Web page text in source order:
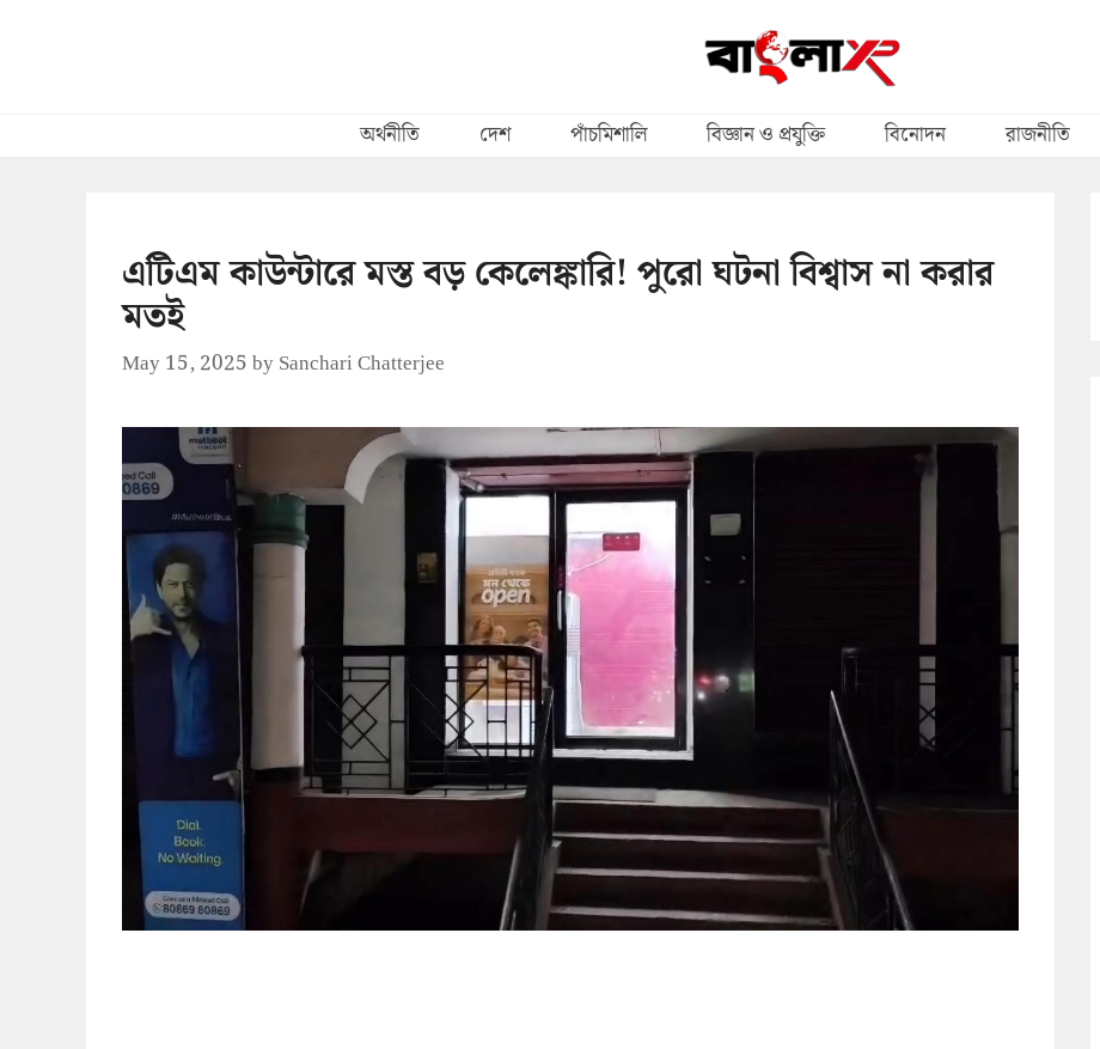
অর্থনীতি দেশ পাঁচমিশালি বিজ্ঞান ও প্রযুক্তি বিনোদন রাজনীতি
এটিএম কাউন্টারে মস্ত বড় কেলেঙ্কারি! পুরো ঘটনা বিশ্বাস না করার
মতই
May 15, 2025bySanchari Chatterjee